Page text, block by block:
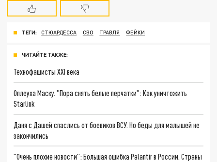
ТЕГИ: СТЮАРДЕССА СВО ТРАВЛЯ ФЕЙКИ
ЧИТАЙТЕ ТАКЖЕ:
Технофашисты XXI века
Оплеуха Маску. "Пора снять белые перчатки": Как уничтожить
Starlink
Даня с Дашей спаслись от боевиков ВСУ. Но беды для малышей не
закончились
"Очень плохие новости": Большая ошибка Palantir в России. Страны